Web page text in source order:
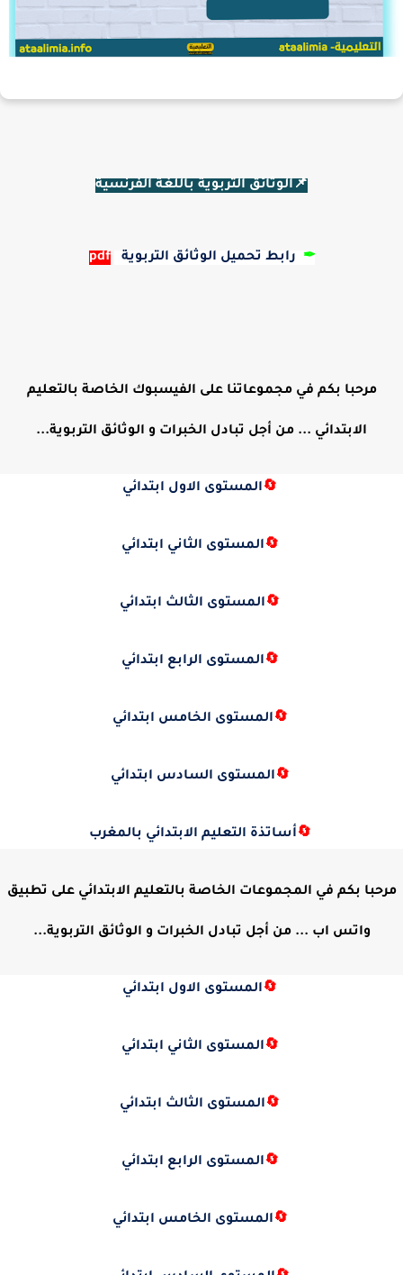
📌الوثائق التربوية باللغة الفرنسية
✒ رابط تحميل الوثائق التربوية pdf
مرحبا بكم في مجموعاتنا على الفيسبوك الخاصة بالتعليم
الابتدائي ... من أجل تبادل الخبرات و الوثائق التربوية...
🔄المستوى الاول ابتدائي
🔄المستوى الثاني ابتدائي
🔄المستوى الثالث ابتدائي
🔄المستوى الرابع ابتدائي
🔄المستوى الخامس ابتدائي
🔄المستوى السادس ابتدائي
🔄أساتذة التعليم الابتدائي بالمغرب
مرحبا بكم في المجموعات الخاصة بالتعليم الابتدائي على تطبيق
واتس اب ... من أجل تبادل الخبرات و الوثائق التربوية...
🔄المستوى الاول ابتدائي
🔄المستوى الثاني ابتدائي
🔄المستوى الثالث ابتدائي
🔄المستوى الرابع ابتدائي
🔄المستوى الخامس ابتدائي